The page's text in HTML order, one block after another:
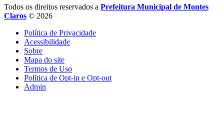
Todos os direitos reservados a Prefeitura Municipal de Montes
Claros © 2026
Política de Privacidade
Acessibilidade
Sobre
Mapa do site
Termos de Uso
Política de Opt-in e Opt-out
Admin